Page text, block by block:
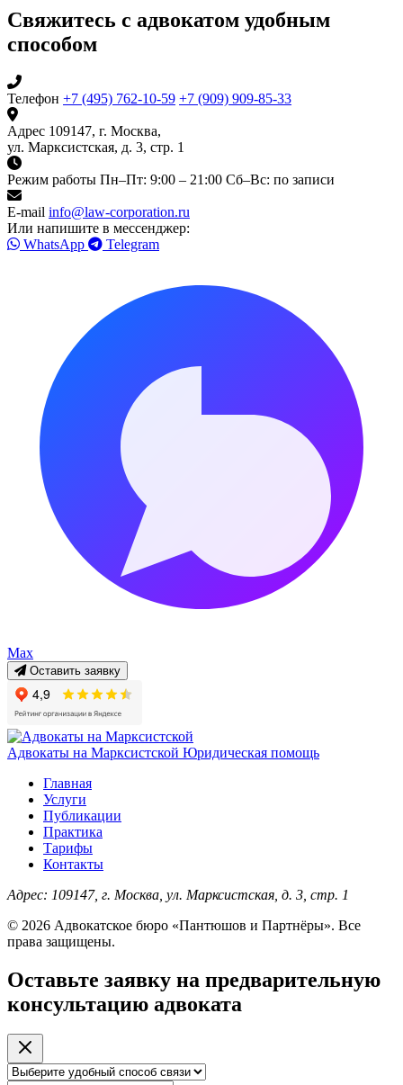
Свяжитесь с адвокатом удобным
способом
Телефон +7 (495) 762-10-59 +7 (909) 909-85-33
Адрес 109147, г. Москва,
ул. Марксистская, д. 3, стр. 1
Режим работы Пн–Пт: 9:00 – 21:00 Сб–Вс: по записи
E-mail info@law-corporation.ru
Или напишите в мессенджер:
WhatsApp
Telegram
Max
Оставить заявку
Адвокаты на Марксистской Юридическая помощь
Главная
Услуги
Публикации
Практика
Тарифы
Контакты
Адрес: 109147, г. Москва, ул. Марксистская, д. 3, стр. 1
© 2026 Адвокатское бюро «Пантюшов и Партнёры». Все
права защищены.
Оставьте заявку на предварительную
консультацию адвоката